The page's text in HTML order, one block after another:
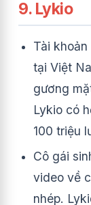
9. Lykio
Tài
tại Việt
gương
Lykio có
100 triệu
Cô gái
video về
nhép.